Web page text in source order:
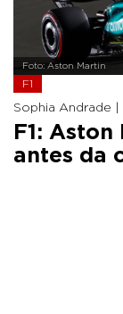
Foto: Aston Martin
F1
Sophia Andrade |
F1:
antes da